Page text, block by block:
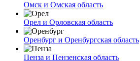
Омск и Омская область
Орел и Орловская область
Оренбург и Оренбургская область
Пенза и Пензенская область